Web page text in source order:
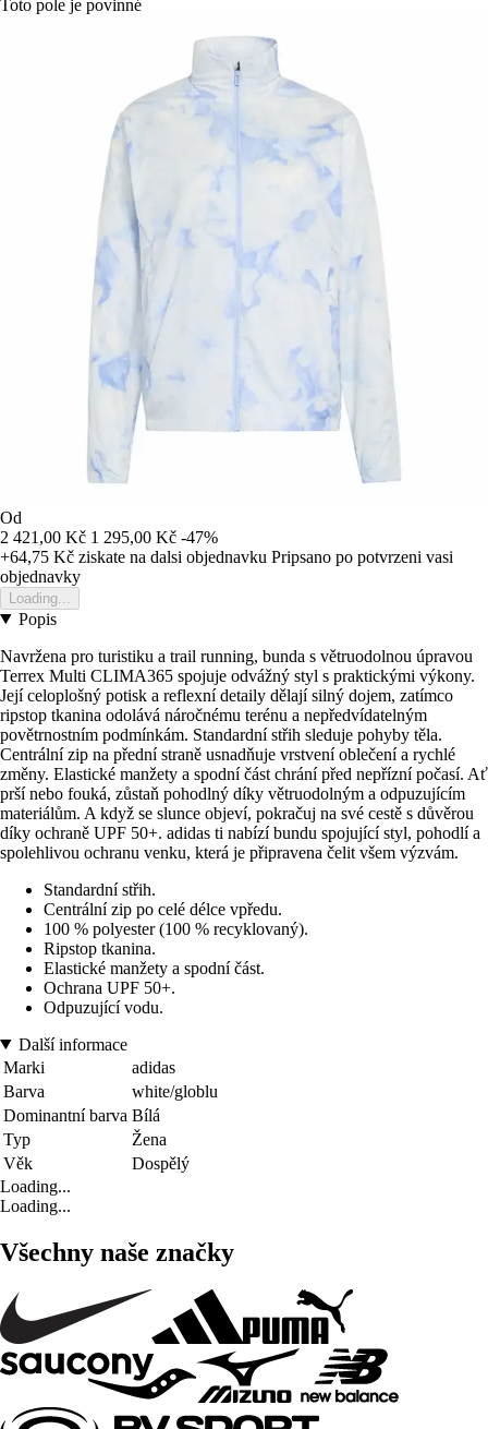
Toto pole je povinné
Od
2 421,00 Kč 1 295,00 Kč -47%
+64,75 Kč ziskate na dalsi objednavku Pripsano po potvrzeni vasi
objednavky
Loading...
Popis
Navržena pro turistiku a trail running, bunda s větruodolnou úpravou
Terrex Multi CLIMA365 spojuje odvážný styl s praktickými výkony.
Její celoplošný potisk a reflexní detaily dělají silný dojem, zatímco
ripstop tkanina odolává náročnému terénu a nepředvídatelným
povětrnostním podmínkám. Standardní střih sleduje pohyby těla.
Centrální zip na přední straně usnadňuje vrstvení oblečení a rychlé
změny. Elastické manžety a spodní část chrání před nepřízní počasí. Ať
prší nebo fouká, zůstaň pohodlný díky větruodolným a odpuzujícím
materiálům. A když se slunce objeví, pokračuj na své cestě s důvěrou
díky ochraně UPF 50+. adidas ti nabízí bundu spojující styl, pohodlí a
spolehlivou ochranu venku, která je připravena čelit všem výzvám.
Standardní střih.
Centrální zip po celé délce vpředu.
100 % polyester (100 % recyklovaný).
Ripstop tkanina.
Elastické manžety a spodní část.
Ochrana UPF 50+.
Odpuzující vodu.
Další informace
Marki
adidas
Barva
white/globlu
Dominantní barva Bílá
Typ
Žena
Věk
Dospělý
Loading...
Loading...
Všechny naše značky